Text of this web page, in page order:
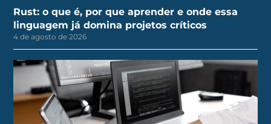
Rust: o que é, por que aprender e onde essa
linguagem já domina projetos críticos
4 de agosto de 2026